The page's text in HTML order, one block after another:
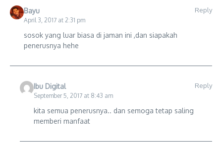
Bayu
April 3, 2017 at 2:31 pm
Reply
sosok yang luar biasa di jaman ini ,dan siapakah
penerusnya hehe
Ibu Digital
September 5, 2017 at 8:43 am
Reply
kita semua penerusnya.. dan semoga tetap saling
memberi manfaat